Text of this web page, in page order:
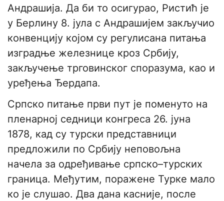
Андрашија. Да би то осигурао, Ристић је
у Берлину 8. јула с Андрашијем закључио
конвенцију којом су регулисана питања
изградње железнице кроз Србију,
закључење трговинског споразума, као и
уређења Ђердапа.
Српско питање први пут је поменуто на
пленарној седници конгреса 26. јуна
1878, кад су турски представници
предложили по Србију неповољна
начела за одређивање српско–турских
граница. Међутим, поражене Турке мало
ко је слушао. Два дана касније, после